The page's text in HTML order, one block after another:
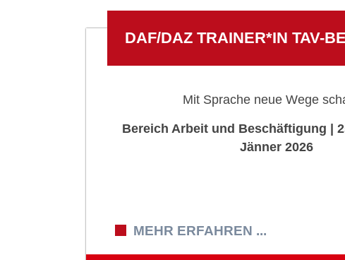
DAF/DAZ TRAINER*IN TAV-
Mit Sprache neue Wege
Bereich Arbeit und Beschäftigung |
Jänner 2026
MEHR ERFAHREN ...